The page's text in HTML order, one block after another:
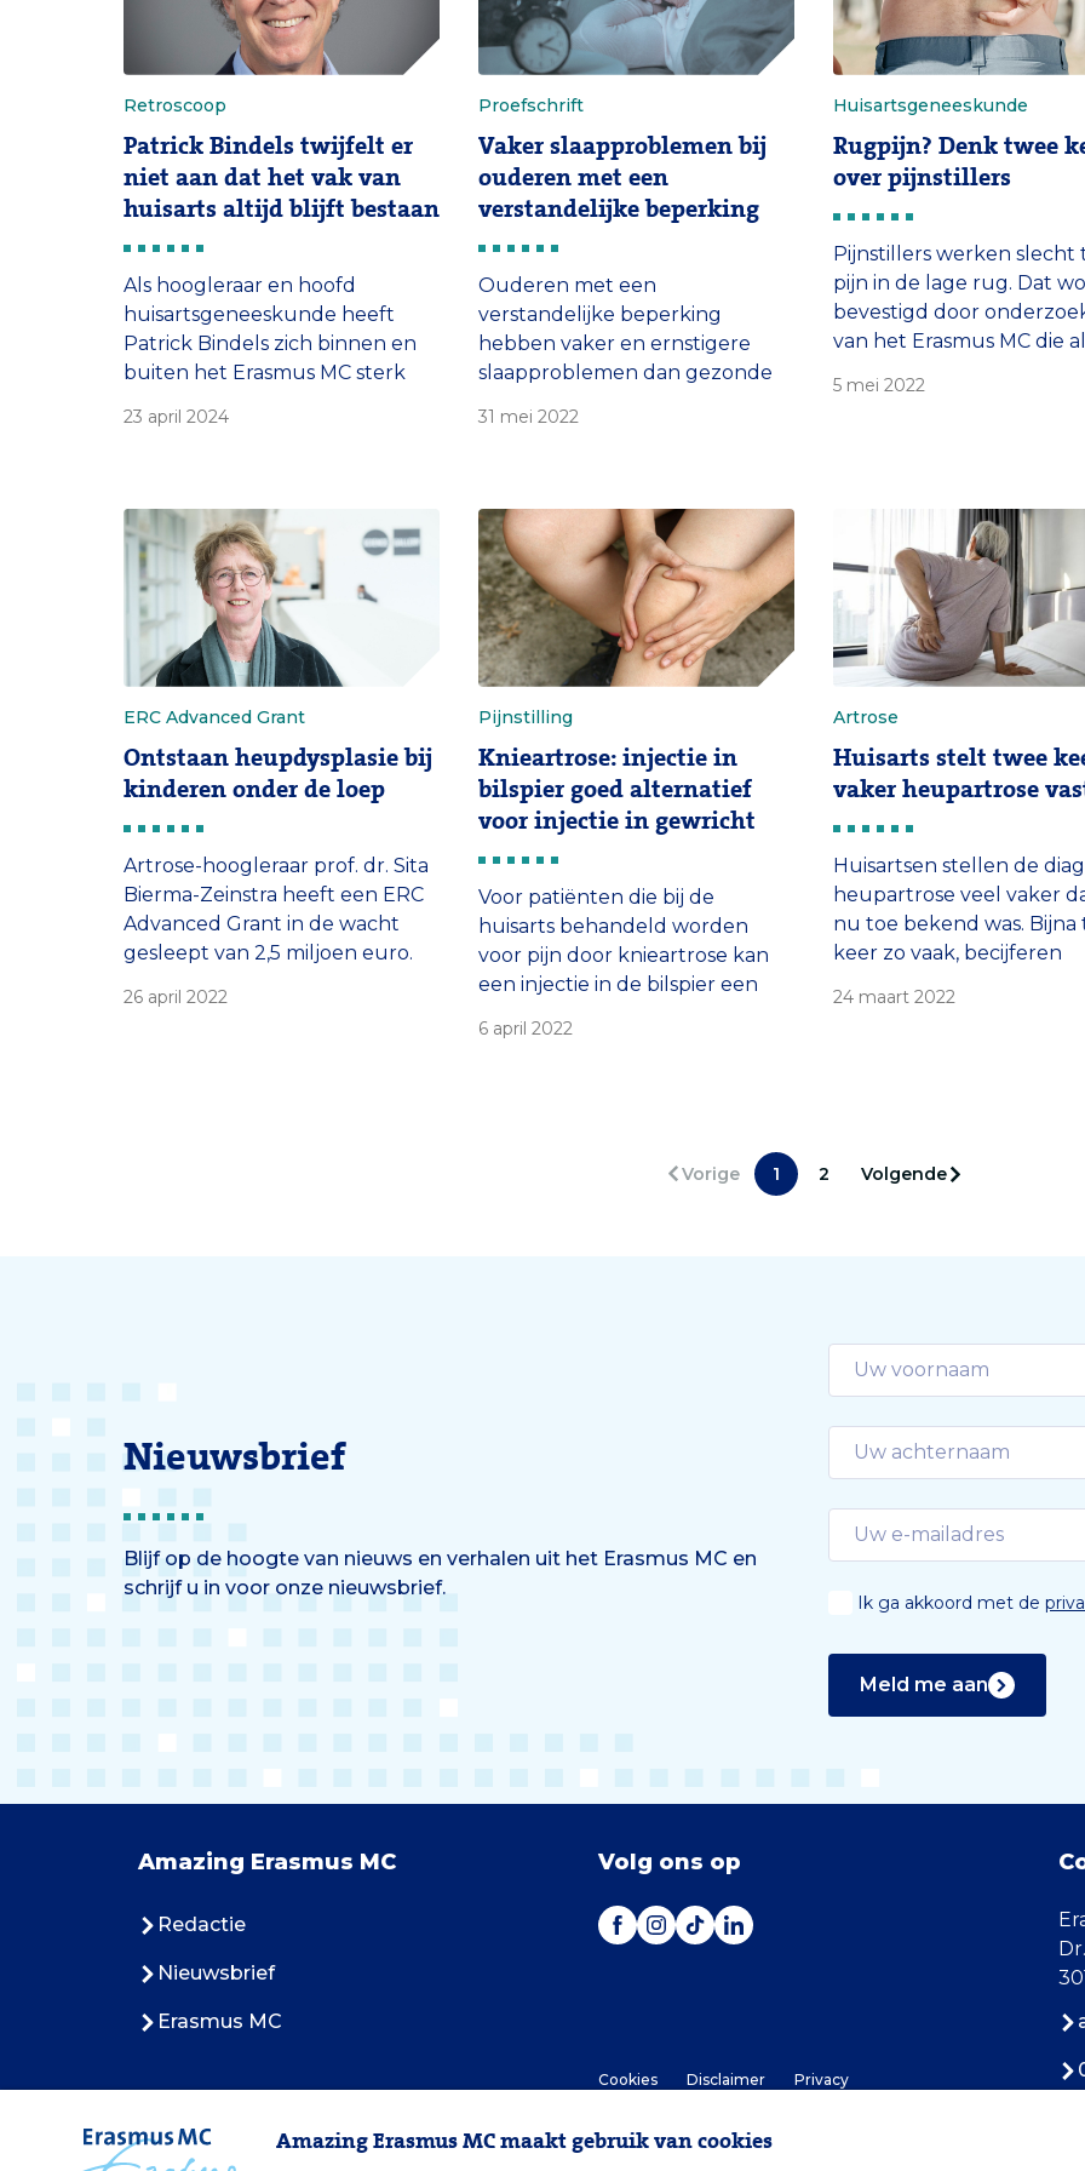
Retroscoop
Patrick Bindels twijfelt er
niet aan dat het vak van
huisarts altijd blijft bestaan
Als hoogleraar en hoofd
huisartsgeneeskunde heeft
Patrick Bindels zich binnen en
buiten het Erasmus MC sterk
de positie van de huisarts. ‘Gaat
helemaal niks van. Mensen
willen een
vertrouwenspersoon.’
23 april 2024
Proefschrift
Vaker slaapproblemen bij
ouderen met een
verstandelijke beperking
Ouderen met een
verstandelijke beperking
hebben vaker en ernstigere
slaapproblemen dan gezonde
woningen is te weinig daglicht
proefschrift van Mylène Böhmer
van het Erasmus MC, waarop ze
1 juni promoveert.
31 mei 2022
Huisartsgeneeskunde
Rugpijn? Denk twee
over pijnstillers
Pijnstillers werken slecht
pijn in de lage rug. Dat
bevestigd door
van het Erasmus MC die
zetten. Ze doen een
5 mei 2022
ERC Advanced Grant
Ontstaan heupdysplasie bij
kinderen onder de loep
Artrose-hoogleraar prof. dr. Sita
Bierma-Zeinstra heeft een ERC
Advanced Grant in de wacht
gesleept van 2,5 miljoen euro.
onderzoek op naar het ontstaan
26 april 2022
Pijnstilling
Knieartrose: injectie in
bilspier goed alternatief
voor injectie in gewricht
Voor patiënten die bij de
huisarts behandeld worden
voor pijn door knieartrose kan
een injectie in de bilspier een
injectie in het gewricht. Dat
6 april 2022
Artrose
Huisarts stelt twee
vaker heupartrose
Huisartsen stellen de
heupartrose veel vaker
nu toe bekend was. Bijna
keer zo vaak, becijferen
MC. Eerder ontdekten zij
24 maart 2022
Vorige 1 2 Volgende
Nieuwsbrief
Blijf op de hoogte van nieuws en verhalen uit het Erasmus MC en
schrijf u in voor onze nieuwsbrief.
Ik ga akkoord met de
Meld me aan
Amazing Erasmus MC
Redactie
Nieuwsbrief
Erasmus MC
Volg ons op
Cookies Disclaimer Privacy
Amazing Erasmus MC maakt gebruik van cookies